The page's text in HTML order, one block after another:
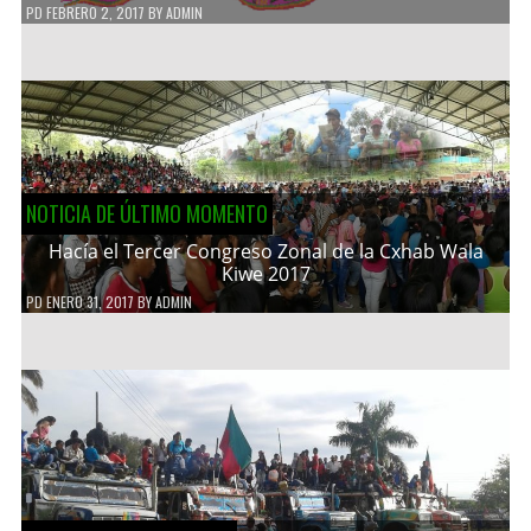
PD FEBRERO 2, 2017 BYADMIN
NOTICIA DE ÚLTIMO MOMENTO
Hacía el Tercer Congreso Zonal de la Cxhab Wala
Kiwe 2017
PDENERO 31, 2017 BYADMIN